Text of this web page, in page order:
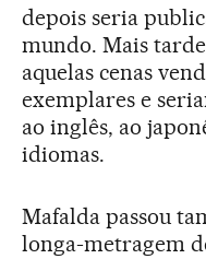
depois seria
mundo. Mais
aquelas cenas
exemplares e
ao inglês, ao
idiomas.
Mafalda passou
longa-metragem